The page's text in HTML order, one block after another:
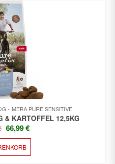
MERA PURE SENSITIVE
& KARTOFFEL 12,5KG
URSPRÜNGLICHER
PREIS
WAR:
69,99 €
66,99€